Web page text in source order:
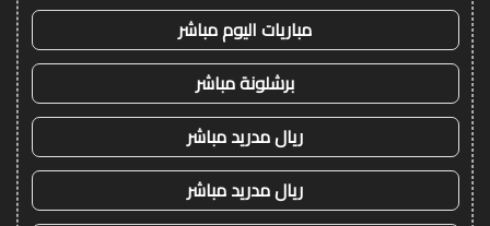
مباريات اليوم مباشر
برشلونة مباشر
ريال مدريد مباشر
ريال مدريد مباشر